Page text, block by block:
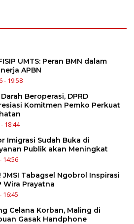
UMTS: Peran BMN dalam
APBN
- 19:58
Beroperasi, DPRD
Komitmen Pemko Perkuat
18:44
Imigrasi Sudah Buka di
Publik akan Meningkat
14:56
JMSI Tabagsel Ngobrol Inspirasi
Wira Prayatna
16:45
Celana Korban, Maling di
Gasak Handphone